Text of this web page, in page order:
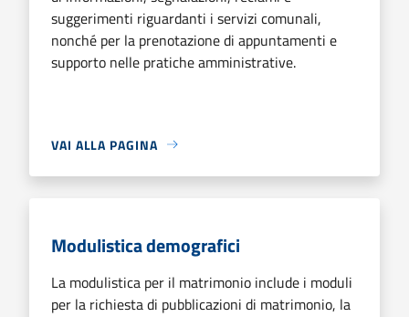
suggerimenti riguardanti i servizi comunali,
nonché per la prenotazione di appuntamenti e
supporto nelle pratiche amministrative.
VAI ALLA PAGINA
Modulistica demografici
La modulistica per il matrimonio include i moduli
per la richiesta di pubblicazioni di matrimonio, la